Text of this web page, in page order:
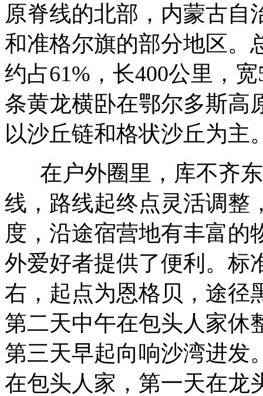
原脊线的北部，内蒙古自
和准格尔旗的部分地区。
约占61%，长400公里，
条黄龙横卧在鄂尔多斯高
以沙丘链和格状沙丘为主
在户外圈里，库不齐东
线，路线起终点灵活调整
度，沿途宿营地有丰富的
外爱好者提供了便利。标
右，起点为恩格贝，途径
第二天中午在包头人家休
第三天早起向响沙湾进发
在包头人家，第一天在龙